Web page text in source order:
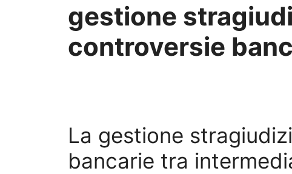
gestione
controversie
La gestione
bancarie tra